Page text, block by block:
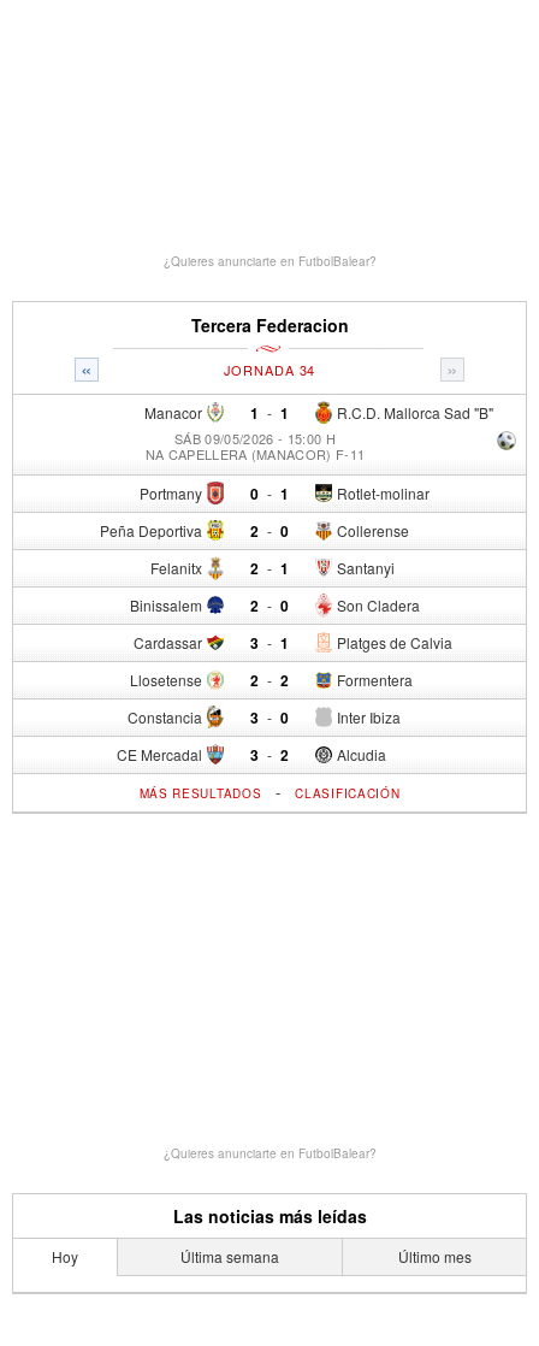
¿Quieres anunciarte en FutbolBalear?
Tercera Federacion
« »
JORNADA 34
Manacor 1 - R.C.D. Mallorca Sad "B"
1
SÁB 09/05/2026 - 15:00 H
NA CAPELLERA (MANACOR) F-11
Portmany 0 - Rotlet-molinar
1
Peña Deportiva 2 - Collerense
0
Felanitx 2 - Santanyi
1
Binissalem 2 - Son Cladera
0
Cardassar 3 - Platges de Calvia
1
Llosetense 2 - Formentera
2
Constancia 3 - Inter Ibiza
0
CE Mercadal 3 - Alcudia
2
MÁS RESULTADOS -CLASIFICACIÓN
¿Quieres anunciarte en FutbolBalear?
Las noticias más leídas
Hoy Última semana Último mes